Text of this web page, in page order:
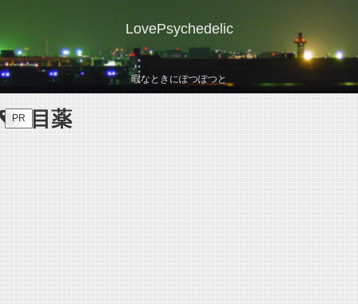
LovePsychedelic
暇なときにぽつぽつと
PR 目薬